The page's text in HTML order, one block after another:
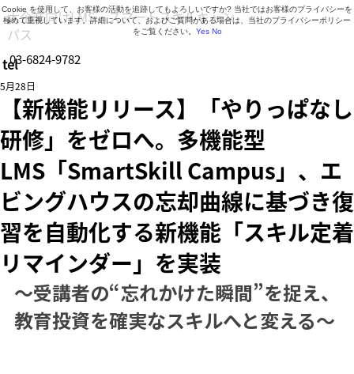
営業時間 9:30～18:30（月曜日～金曜日）
tel03-6824-9782
大企業向けLMS・スマートスキルキャン
パス
【新機能リリース】「やりっぱなし
研修」をゼロへ。多機能型
LMS「SmartSkill Campus」、エ
ビングハウスの忘却曲線に基づき復
習を自動化する新機能「スキル定着
リマインダー」を実装
5月28日
〜受講者の“忘れかけた瞬間”を捉え、
教育投資を確実なスキルへと変える〜
Cookie を使用して、お客様の活動を追跡してもよろしいですか? 当社ではお客様のプライバシーを
極めて重視しています。詳細について、およびご質問がある場合は、当社のプライバシーポリシー
をご覧ください。 Yes No